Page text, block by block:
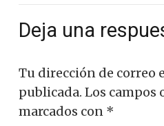
Deja una
Tu dirección de correo
publicada. Los campos
marcados con *